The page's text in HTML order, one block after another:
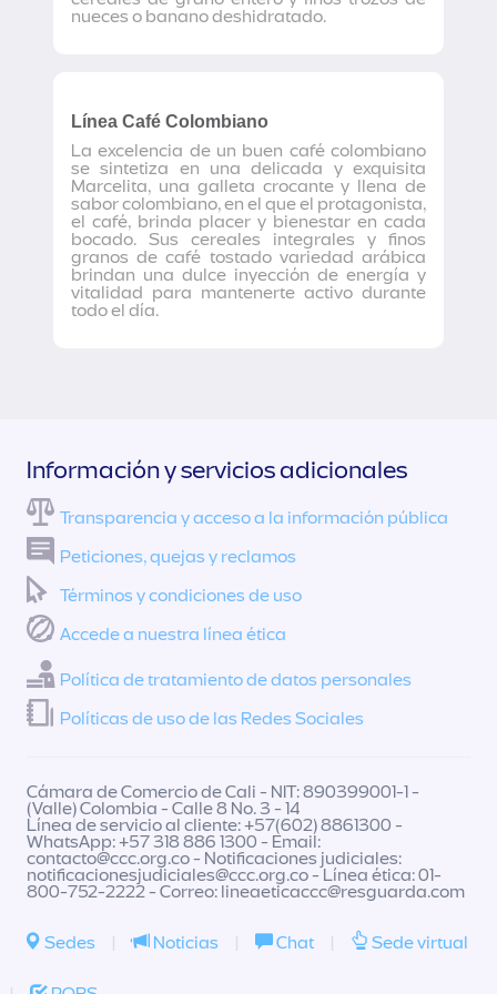
nueces o banano deshidratado.
Línea Café Colombiano
La excelencia de un buen café colombiano
se sintetiza en una delicada y exquisita
Marcelita, una galleta crocante y llena de
sabor colombiano, en el que el protagonista,
el café, brinda placer y bienestar en cada
bocado. Sus cereales integrales y finos
granos de café tostado variedad arábica
brindan una dulce inyección de energía y
vitalidad para mantenerte activo durante
todo el día.
Información y servicios adicionales
Transparencia y acceso a la información pública
Peticiones, quejas y reclamos
Términos y condiciones de uso
Accede a nuestra línea ética
Política de tratamiento de datos personales
Políticas de uso de las Redes Sociales
Cámara de Comercio de Cali - NIT: 890399001-1 -
(Valle) Colombia - Calle 8 No. 3 - 14
Línea de servicio al cliente: +57(602) 8861300 -
WhatsApp: +57 318 886 1300 - Email:
contacto@ccc.org.co- Notificaciones judiciales:
notificacionesjudiciales@ccc.org.co- Línea ética: 01-
800-752-2222 - Correo: lineaeticaccc@resguarda.com
Sedes | Noticias | Chat | Sede virtual